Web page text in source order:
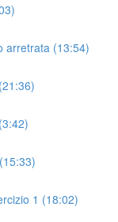
arretrata (13:54)
1 (18:02)